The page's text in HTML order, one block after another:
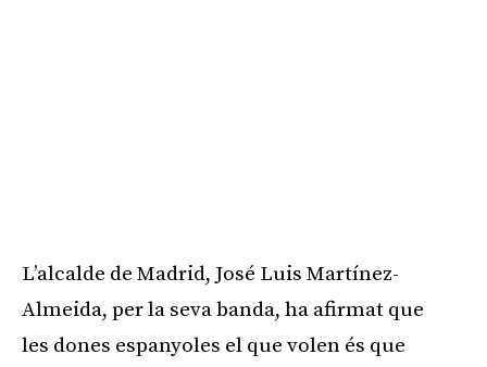
L’alcalde de Madrid, José Luis Martínez-
Almeida, per la seva banda, ha afirmat que
les dones espanyoles el que volen és que